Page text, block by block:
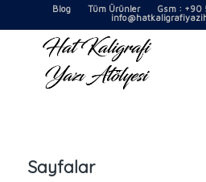
Blog Tüm ÜrünlerGsm : +90
Sayfalar